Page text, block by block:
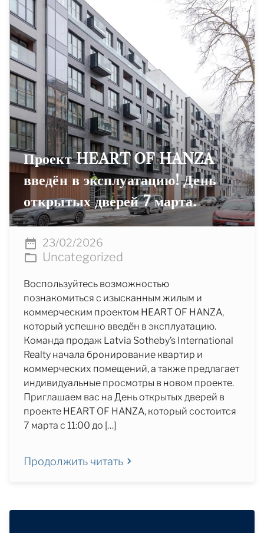
Проект HEART OF HANZA
введён в эксплуатацию! День
открытых дверей 7 марта.
23/02/2026
Uncategorized
Воспользуйтесь возможностью
познакомиться с изысканным жилым и
коммерческим проектом HEART OF HANZA,
который успешно введён в эксплуатацию.
Команда продаж Latvia Sotheby’s International
Realty начала бронирование квартир и
коммерческих помещений, а также предлагает
индивидуальные просмотры в новом проекте.
Приглашаем вас на День открытых дверей в
проекте HEART OF HANZA, который состоится
7 марта с 11:00 до […]
Продолжить читать